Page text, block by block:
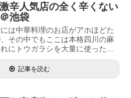
激辛人気店の全く辛くない
池袋
は中華料理のお店がアホほどた
その中でもここは本格四川の麻
にトウガラシを大量に使った...
記事を読む